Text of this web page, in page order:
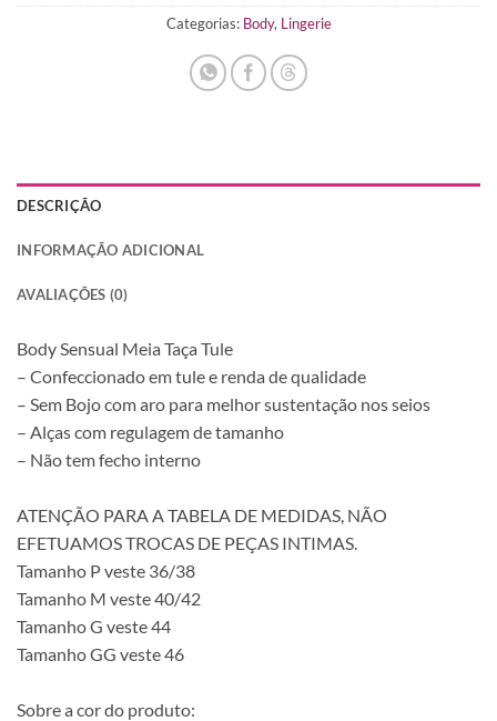
R$ 0,00
Categorias: Body, Lingerie
DESCRIÇÃO
INFORMAÇÃO ADICIONAL
AVALIAÇÕES (0)
Body Sensual Meia Taça Tule
– Confeccionado em tule e renda de qualidade
– Sem Bojo com aro para melhor sustentação nos seios
– Alças com regulagem de tamanho
– Não tem fecho interno
ATENÇÃO PARA A TABELA DE MEDIDAS, NÃO
EFETUAMOS TROCAS DE PEÇAS INTIMAS.
Tamanho P veste 36/38
Tamanho M veste 40/42
Tamanho G veste 44
Tamanho GG veste 46
Sobre a cor do produto: